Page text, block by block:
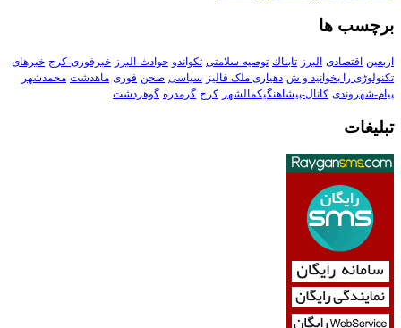
برچسب ها
اربعین اقتصادی البرز تابناك توصیه-سلامتی تکواندو حوادث-البرز خبرفوری-کرج خبرهای
تکنولوڑی را بخوانید و ش دهیاری ملک فالیز سیاسی صحن فوری ماهدشت محمدشهر
پیام-شهروندی کانال-پیشاهنگیکمالشهر کرج گرمدره گوهردشت
تبلیغات